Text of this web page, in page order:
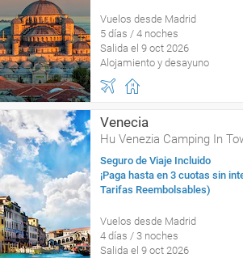
Vuelos desde Madrid
5 días / 4 noches
Salida el 9 oct 2026
Alojamiento y desayuno
Venecia
Hu Venezia Camping In
Seguro de Viaje Incluido
¡Paga hasta en 3 cuotas sin
Tarifas Reembolsables)
Vuelos desde Madrid
4 días / 3 noches
Salida el 9 oct 2026